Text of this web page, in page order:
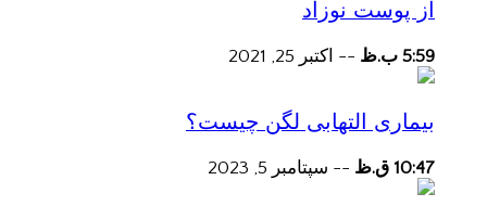
از پوست نوزاد
5:59 ب.ظ -- اکتبر 25, 2021
بیماری التهابی لگن چیست؟
10:47 ق.ظ -- سپتامبر 5, 2023